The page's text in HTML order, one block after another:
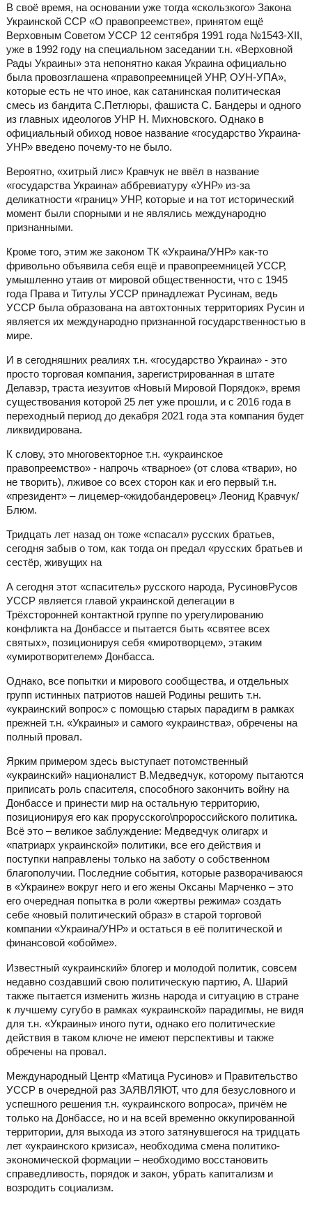
В своё время, на основании уже тогда «скользкого» Закона
Украинской ССР «О правопреемстве», принятом ещё
Верховным Советом УССР 12 сентября 1991 года №1543-ХІІ,
уже в 1992 году на специальном заседании т.н. «Верховной
Рады Украины» эта непонятно какая Украина официально
была провозглашена «правопреемницей УНР, ОУН-УПА»,
которые есть не что иное, как сатанинская политическая
смесь из бандита С.Петлюры, фашиста С. Бандеры и одного
из главных идеологов УНР Н. Михновского. Однако в
официальный обиход новое название «государство Украина-
УНР» введено почему-то не было.
Вероятно, «хитрый лис» Кравчук не ввёл в название
«государства Украина» аббревиатуру «УНР» из-за
деликатности «границ» УНР, которые и на тот исторический
момент были спорными и не являлись международно
признанными.
Кроме того, этим же законом ТК «Украина/УНР» как-то
фривольно объявила себя ещё и правопреемницей УССР,
умышленно утаив от мировой общественности, что с 1945
года Права и Титулы УССР принадлежат Русинам, ведь
УССР была образована на автохтонных территориях Русин и
является их международно признанной государственностью в
мире.
И в сегодняшних реалиях т.н. «государство Украина» - это
просто торговая компания, зарегистрированная в штате
Делавэр, траста иезуитов «Новый Мировой Порядок», время
существования которой 25 лет уже прошли, и с 2016 года в
переходный период до декабря 2021 года эта компания будет
ликвидирована.
К слову, это многовекторное т.н. «украинское
правопреемство» - напрочь «тварное» (от слова «твари», но
не творить), лживое со всех сторон как и его первый т.н.
«президент» – лицемер-«жидобандеровец» Леонид Кравчук/
Блюм.
Тридцать лет назад он тоже «спасал» русских братьев,
сегодня забыв о том, как тогда он предал «русских братьев и
сестёр, живущих на
А сегодня этот «спаситель» русского народа, РусиновРусов
УССР является главой украинской делегации в
Трёхсторонней контактной группе по урегулированию
конфликта на Донбассе и пытается быть «святее всех
святых», позиционируя себя «миротворцем», этаким
«умиротворителем» Донбасса.
Однако, все попытки и мирового сообщества, и отдельных
групп истинных патриотов нашей Родины решить т.н.
«украинский вопрос» с помощью старых парадигм в рамках
прежней т.н. «Украины» и самого «украинства», обречены на
полный провал.
Ярким примером здесь выступает потомственный
«украинский» националист В.Медведчук, которому пытаются
приписать роль спасителя, способного закончить войну на
Донбассе и принести мир на остальную территорию,
позиционируя его как прорусского\пророссийского политика.
Всё это – великое заблуждение: Медведчук олигарх и
«патриарх украинской» политики, все его действия и
поступки направлены только на заботу о собственном
благополучии. Последние события, которые разворачиваюся
в «Украине» вокруг него и его жены Оксаны Марченко – это
его очередная попытка в роли «жертвы режима» создать
себе «новый политический образ» в старой торговой
компании «Украина/УНР» и остаться в её политической и
финансовой «обойме».
Известный «украинский» блогер и молодой политик, совсем
недавно создавший свою политическую партию, А. Шарий
также пытается изменить жизнь народа и ситуацию в стране
к лучшему сугубо в рамках «украинской» парадигмы, не видя
для т.н. «Украины» иного пути, однако его политические
действия в таком ключе не имеют перспективы и также
обречены на провал.
Международный Центр «Матица Русинов» и Правительство
УССР в очередной раз ЗАЯВЛЯЮТ, что для безусловного и
успешного решения т.н. «украинского вопроса», причём не
только на Донбассе, но и на всей временно оккупированной
территории, для выхода из этого затянувшегося на тридцать
лет «украинского кризиса», необходима смена политико-
экономической формации – необходимо восстановить
справедливость, порядок и закон, убрать капитализм и
возродить социализм.